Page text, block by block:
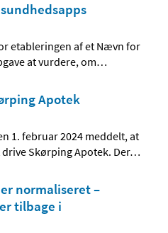
etableringen af et Nævn for
at vurdere, om…
Apotek
1. februar 2024 meddelt, at
Skørping Apotek. Der…
normaliseret –
tilbage i